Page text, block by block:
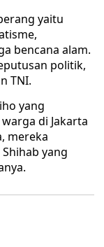
yaitu
bencana alam.
politik,
TNI.
yang
di Jakarta
mereka
yang